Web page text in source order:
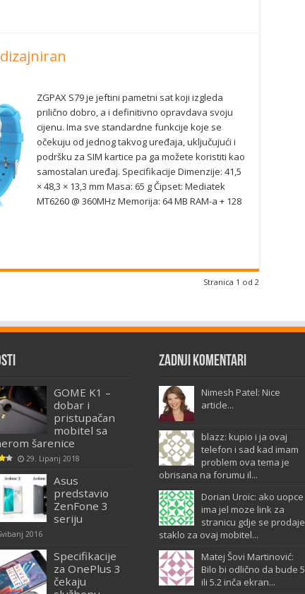
ZGPAX S79 je jeftini pametni sat koji izgleda
prilično dobro, a i definitivno opravdava svoju
cijenu. Ima sve standardne funkcije koje se
očekuju od jednog takvog uređaja, uključujući i
podršku za SIM kartice pa ga možete koristiti kao
samostalan uređaj. Specifikacije Dimenzije: 41,5
× 48,3 × 13,3 mm Masa: 65 g Čipset: Mediatek
MT6260 @ 360MHz Memorija: 64 MB RAM-a + 128
Stranica 1 od 2
GOME K1 –
dobar i
pristupačan
mobitel sa
šarenice
29. Lipanj 2018
Asus
predstavio
ZenFone 3
seriju
2016
Specifikacije
za OnePlus 3
čekaju
Zadnji komentari
Nimesh Patel: Nice
article...
blazz: kupio i ja ovaj
telefon i sad kad imam
problem ova tema je
obrisana na forumu il...
Dorian Uroic: ako uopce
ima jel moze link za
stranicu gdje se prodaje
staklo za ovaj mobitel...
Matej Šovi Martinović:
Bilo bi odlično da bude 5
ili 5.2 inča ekran...